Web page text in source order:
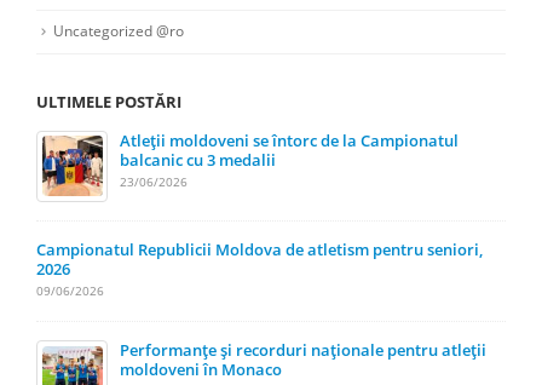
Uncategorized @ro
ULTIMELE POSTĂRI
Atleții moldoveni se întorc de la Campionatul
balcanic cu 3 medalii
23/06/2026
Campionatul Republicii Moldova de atletism pentru seniori,
2026
09/06/2026
Performanțe și recorduri naționale pentru atleții
moldoveni în Monaco